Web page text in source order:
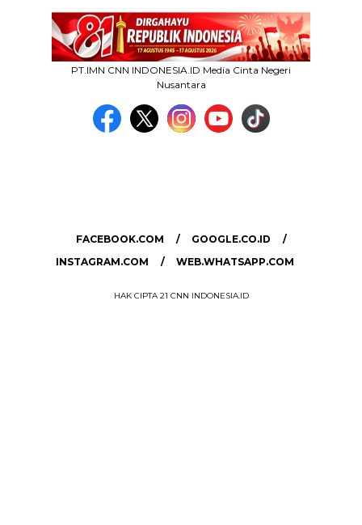
PT.IMN CNN INDONESIA.ID Media Cinta Negeri
Nusantara
FACEBOOK.COM
GOOGLE.CO.ID
INSTAGRAM.COM
WEB.WHATSAPP.COM
HAK CIPTA 21 CNN INDONESIA.ID